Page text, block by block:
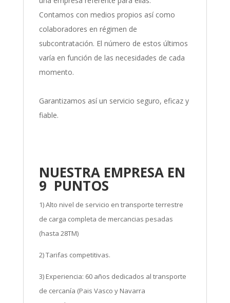
Contamos con medios propios así como
colaboradores en régimen de
subcontratación. El número de estos últimos
varía en función de las necesidades de cada
momento.
Garantizamos así un servicio seguro, eficaz y
fiable.
NUESTRA EMPRESA EN
9 PUNTOS
1) Alto nivel de servicio en transporte terrestre
de carga completa de mercancias pesadas
(hasta 28TM)
2) Tarifas competitivas.
3) Experiencia: 60 años dedicados al transporte
de cercanía (Pais Vasco y Navarra